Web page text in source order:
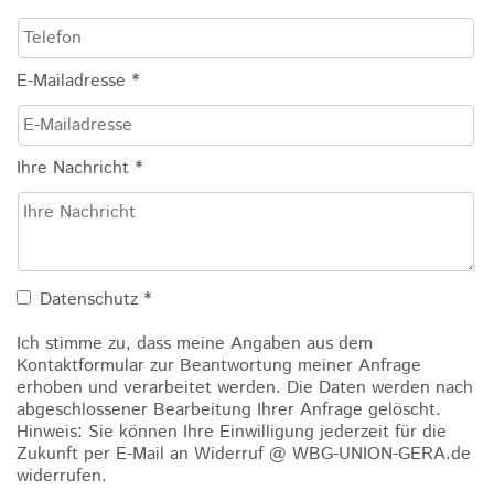
E-Mailadresse *
Ihre Nachricht *
Datenschutz *
Ich stimme zu, dass meine Angaben aus dem
Kontaktformular zur Beantwortung meiner Anfrage
erhoben und verarbeitet werden. Die Daten werden nach
abgeschlossener Bearbeitung Ihrer Anfrage gelöscht.
Hinweis: Sie können Ihre Einwilligung jederzeit für die
Zukunft per E-Mail an Widerruf @ WBG-UNION-GERA.de
widerrufen.